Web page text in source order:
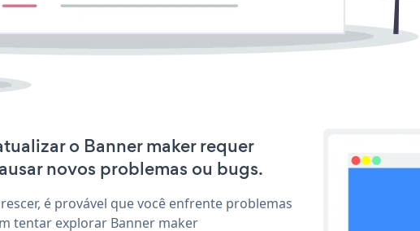
o Banner maker requer
novos problemas ou bugs.
é provável que você enfrente problemas
tentar explorar Banner maker